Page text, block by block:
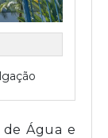
Água e